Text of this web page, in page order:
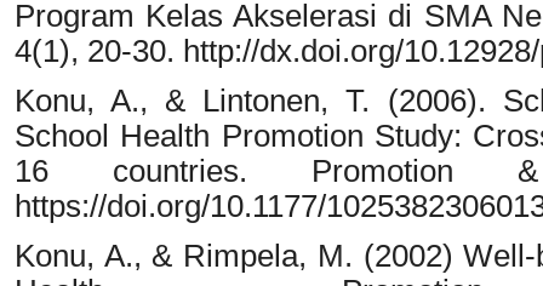
Program Kelas Akselerasi di SMA
4(1), 20-30. http://dx.doi.org/
Konu, A., & Lintonen, T. (2006).
School Health Promotion Study:
16 countries. Promotion
https://doi.org/10.1177/
Konu, A., & Rimpela, M. (2002)